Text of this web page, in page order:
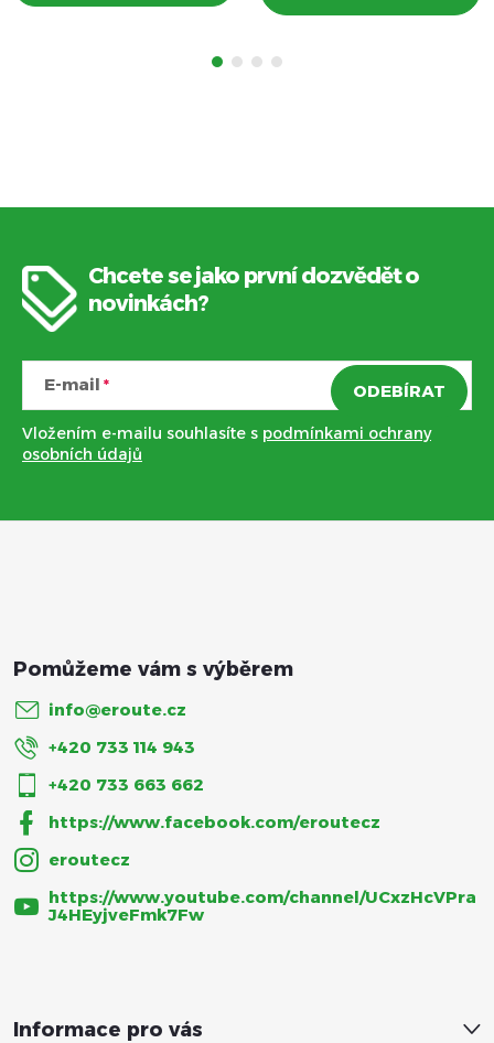
Z
á
p
a
t
Chcete se jako první dozvědět o
novinkách?
E-mail
Vložením e-mailu souhlasíte s podmínkami ochrany
osobních údajů
ODEBÍRAT
info@eroute.cz
+420 733 114 943
+420 733 663 662
https://www.facebook.com/eroutecz
eroutecz
https://www.youtube.com/channel/UCxzHcVPra
J4HEyjveFmk7Fw
Informace pro vás